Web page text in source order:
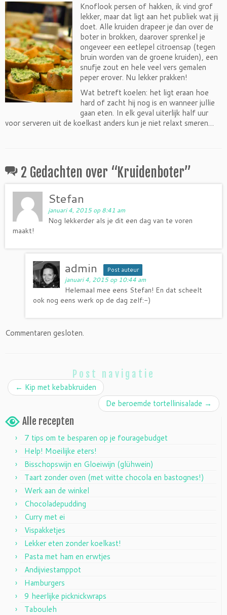
Knoflook persen of hakken, ik vind grof
lekker, maar dat ligt aan het publiek wat jij
doet. Alle kruiden drapeer je dan over de
boter in brokken, daarover sprenkel je
ongeveer een eetlepel citroensap (tegen
bruin worden van de groene kruiden), een
snufje zout en hele veel vers gemalen
peper erover. Nu lekker prakken!
Wat betreft koelen: het ligt eraan hoe
hard of zacht hij nog is en wanneer jullie
gaan eten. In elk geval uiterlijk half uur
voor serveren uit de koelkast anders kun je niet relaxt smeren…
2 Gedachten over “Kruidenboter”
Stefan
januari 4, 2015 op 8:41 am
Nog lekkerder als je dit een dag van te voren
maakt!
admin Post auteur
januari 4, 2015 op 10:44 am
Helemaal mee eens Stefan! En dat scheelt
ook nog eens werk op de dag zelf:-)
Commentaren gesloten.
Post navigatie
← Kip met kebabkruiden
De beroemde tortellinisalade →
Alle recepten
7 tips om te besparen op je fouragebudget
Help! Moeilijke eters!
Bisschopswijn en Gloeiwijn (glühwein)
Taart zonder oven (met witte chocola en bastognes!)
Werk aan de winkel
Chocoladepudding
Curry met ei
Vispakketjes
Lekker eten zonder koelkast!
Pasta met ham en erwtjes
Andijviestamppot
Hamburgers
9 heerlijke picknickwraps
Tabouleh